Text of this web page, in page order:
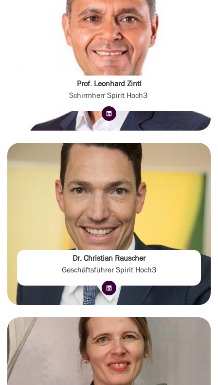
Prof. Leonhard Zintl
Schirmherr Spirit Hoch3
Dr. Christian Rauscher
Geschäftsführer Spirit Hoch3